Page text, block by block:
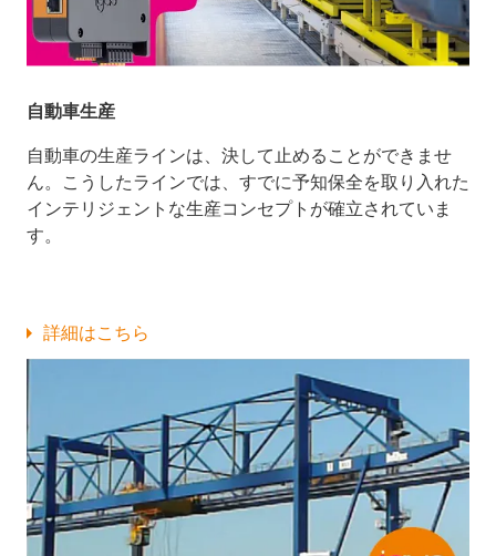
自動車生産
自動車の生産ラインは、決して止めることができませ
ん。こうしたラインでは、すでに予知保全を取り入れた
インテリジェントな生産コンセプトが確立されていま
す。
詳細はこちら